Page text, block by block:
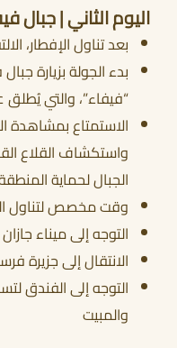
اليوم الثاني | جبال
بعد تناول الإفطار،
بدء الجولة بزيارة
“فيفاء”، والتي يُطلق
الاستمتاع بمشاهدة
واستكشاف القلاع
الجبال لحماية
وقت مخصص لتناول
التوجه إلى ميناء
الانتقال إلى جزيرة
التوجه إلى الفندق
والمبيت